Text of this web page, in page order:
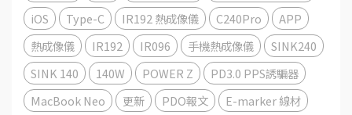
iOS
Type-C IR192 熱成像儀 C240Pro
APP
熱成像儀
IR192 IR096 手機熱成像儀
SINK240
SINK 140
140W POWER Z
PD3.0 PPS誘騙器
MacBook Neo
更新 PDO報文
E-marker 線材